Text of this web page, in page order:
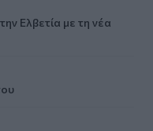
Ελβετία με τη νέα